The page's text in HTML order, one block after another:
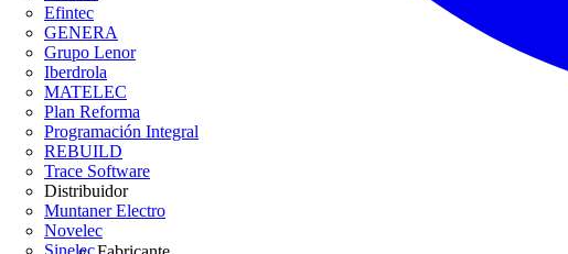
Efintec
GENERA
Grupo Lenor
Iberdrola
MATELEC
Plan Reforma
Programación Integral
REBUILD
Trace Software
Distribuidor
Muntaner Electro
Novelec
Sinelec